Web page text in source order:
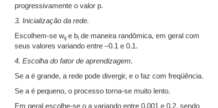
progressivamente o valor p.
3. Inicialização da rede.
Escolhem-se wij e bi de maneira randômica, em geral com
seus valores variando entre –0.1 e 0.1.
4. Escolha do fator de aprendizagem.
Se a é grande, a rede pode divergir, e o faz com freqüência.
Se a é pequeno, o processo torna-se muito lento.
Em geral escolhe-se o a variando entre 0.001 e 0.2, sendo